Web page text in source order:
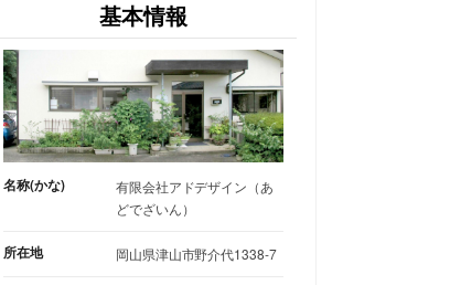
基本情報
名称(かな)
有限会社アドデザイン（あ
どでざいん）
所在地 岡山県津山市野介代1338-7